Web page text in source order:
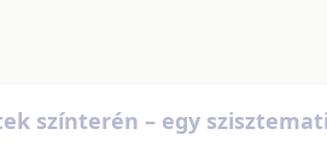
színterén – egy